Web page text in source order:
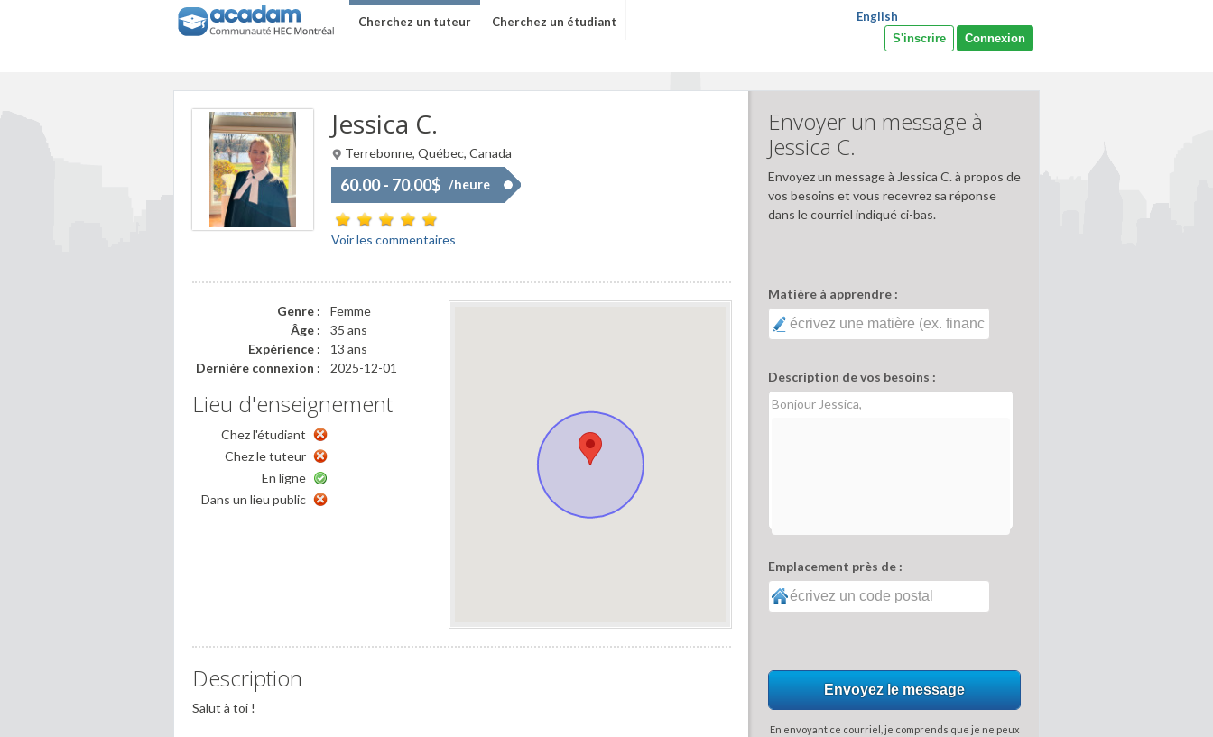
English
S'inscrire Connexion
Cherchez un tuteur Cherchez un étudiant
Envoyer un message à
Jessica C.
Envoyez un message à Jessica C. à propos de
vos besoins et vous recevrez sa réponse
dans le courriel indiqué ci-bas.
Matière à apprendre :
Description de vos besoins :
Bonjour Jessica,
Emplacement près de :
Envoyez le message
En envoyant ce courriel, je comprends que je ne peux
Jessica C.
Terrebonne, Québec, Canada
60.00 - 70.00$ /heure
Voir les commentaires
Genre :
Femme
Âge :
35 ans
Expérience :
13 ans
Dernière connexion :
2025-12-01
Lieu d'enseignement
Chez l'étudiant
Chez le tuteur
En ligne
Dans un lieu public
Description
Salut à toi !